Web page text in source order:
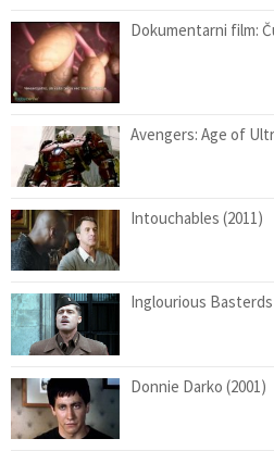
Dokumentarni film:
Avengers: Age of
Intouchables (2011)
Inglourious Basterds
Donnie Darko (2001)